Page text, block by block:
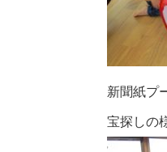
新聞紙プ
宝探しの